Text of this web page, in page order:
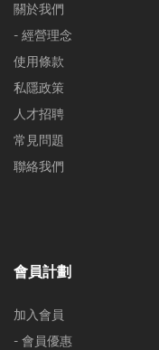
關於我們
- 經營理念
使用條款
私隱政策
人才招聘
常見問題
聯絡我們
會員計劃
加入會員
- 會員優惠